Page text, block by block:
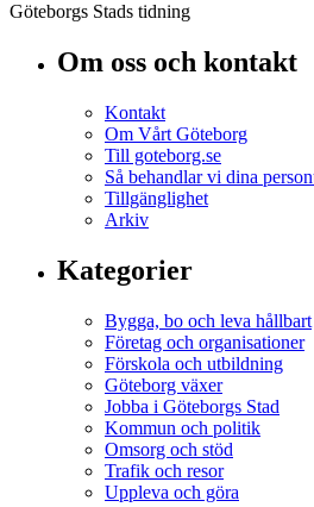
Göteborgs Stads tidning
Om oss och kontakt
Kontakt
Om Vårt Göteborg
Till goteborg.se
Så behandlar vi dina
Tillgänglighet
Arkiv
Kategorier
Bygga, bo och leva hållbart
Företag och organisationer
Förskola och utbildning
Göteborg växer
Jobba i Göteborgs Stad
Kommun och politik
Omsorg och stöd
Trafik och resor
Uppleva och göra